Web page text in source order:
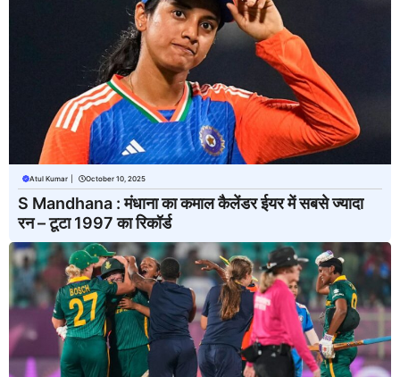
Atul Kumar October 10, 2025
S Mandhana : मंधाना का कमाल कैलेंडर ईयर में सबसे ज्यादा
रन – टूटा 1997 का रिकॉर्ड